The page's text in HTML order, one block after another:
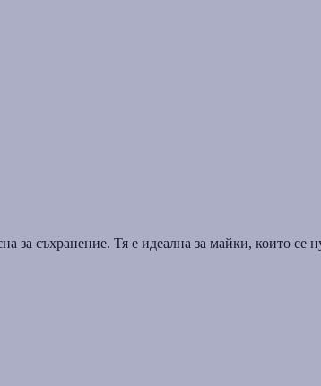
за съхранение. Тя е идеална за майки, които се